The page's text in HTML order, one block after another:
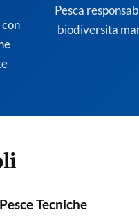
Pesca
biodiversita
Tecniche